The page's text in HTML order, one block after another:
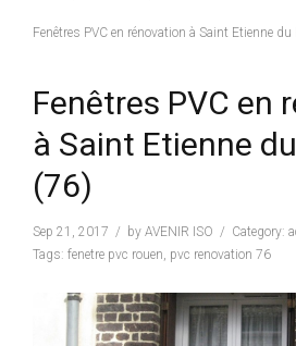
Fenêtres PVC en rénovation à Saint Etienne
Fenêtres PVC en
à Saint Etienne
(76)
Sep 21, 2017 by AVENIR ISO Category:
Tags: fenetre pvc rouen, pvc renovation 76